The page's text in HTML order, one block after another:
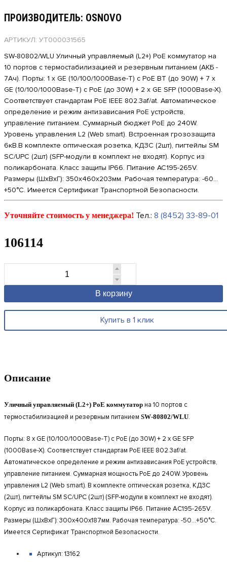
ПРОИЗВОДИТЕЛЬ: OSNOVO
АРТИКУЛ: УТ000031565
SW-80802/WLU Уличный управляемый (L2+) PoE коммутатор на
10 портов с термостабилизацией и резервным питанием (АКБ -
7Ач). Порты: 1 x GE (10/100/1000Base-T) с PoE BT (до 90W) + 7 x
GE (10/100/1000Base-T) с PoE (до 30W) + 2 x GE SFP (1000Base-X).
Соответствует стандартам PoE IEEE 802.3af/at. Автоматическое
определение и режим антизависания PoE устройств,
управление питанием. Суммарный бюджет PoE до 240W.
Уровень управления L2 (Web smart). Встроенная грозозащита
6кВ.В комплекте оптическая розетка, КДЗС (2шт), пигтейлы SM
SC/UPC (2шт) (SFP-модули в комплект не входят). Корпус из
поликарбоната. Класс защиты IP66. Питание AC195-265V.
Размеры (ШхВхГ): 350x460x203мм. Рабочая температура: -60…
+50°С. Имеется Сертификат Транспортной Безопасности.
Уточняйте стоимость у менеджера! Тел.: 8 (8452) 33-89-01
106114
В корзину
Купить в 1 клик
Описание
Уличный управляемый (L2+) PoE коммутатор на 10 портов с
термостабилизацией и резервным питанием SW-80802/WLU.
Порты: 8 x GE (10/100/1000Base-T) с PoE (до 30W) + 2 x GE SFP
(1000Base-X). Соответствует стандартам PoE IEEE 802.3af/at.
Автоматическое определение и режим антизависания PoE устройств,
управление питанием. Суммарная мощность PoE до 240W. Уровень
управления L2 (Web smart). В комплекте оптическая розетка, КДЗС
(2шт), пигтейлы SM SC/UPC (2шт) (SFP-модули в комплект не входят).
Корпус из поликарбоната. Класс защиты IP66. Питание AC195-265V.
Размеры (ШхВхГ): 300x400x187мм. Рабочая температура: -50…+50°С.
Имеется Сертификат Транспортной Безопасности.
Артикул: 13162